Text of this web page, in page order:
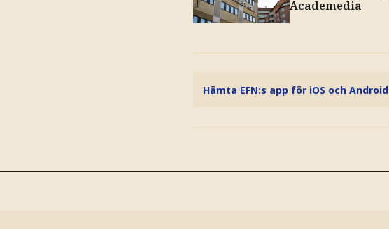
Academedia
Hämta EFN:s app för iOS och Android